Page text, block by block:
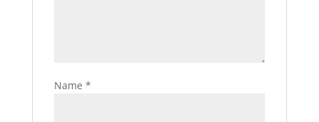
Name *